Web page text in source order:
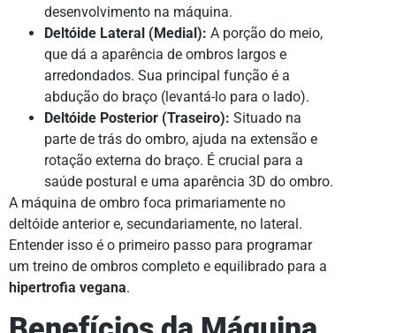
desenvolvimento na máquina.
Deltóide Lateral (Medial): A porção do meio,
que dá a aparência de ombros largos e
arredondados. Sua principal função é a
abdução do braço (levantá-lo para o lado).
Deltóide Posterior (Traseiro): Situado na
parte de trás do ombro, ajuda na extensão e
rotação externa do braço. É crucial para a
saúde postural e uma aparência 3D do ombro.
A máquina de ombro foca primariamente no
deltóide anterior e, secundariamente, no lateral.
Entender isso é o primeiro passo para programar
um treino de ombros completo e equilibrado para a
hipertrofia vegana.